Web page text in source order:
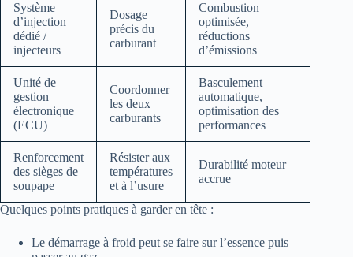
Système
d’injection
dédié /
injecteurs
Dosage
précis du
carburant
Combustion
optimisée,
réductions
d’émissions
Unité de
gestion
électronique
(ECU)
Coordonner
les deux
carburants
Basculement
automatique,
optimisation des
performances
Renforcement
des sièges de
soupape
Résister aux
températures
et à l’usure
Durabilité moteur
accrue
Quelques points pratiques à garder en tête :
Le démarrage à froid peut se faire sur l’essence puis